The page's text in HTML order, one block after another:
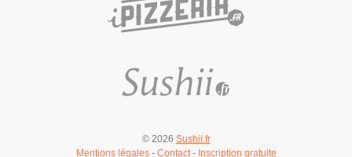
© 2026 Sushii.fr
Mentions légales- Contact- Inscription gratuite